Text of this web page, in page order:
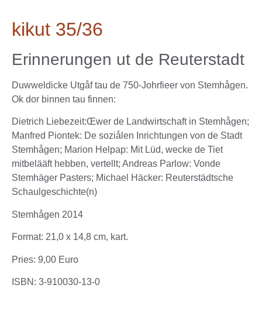
kikut 35/36
Erinnerungen ut de Reuterstadt
Duwweldicke Utgåf tau de 750-Johrfieer von Stemhågen.
Ok dor binnen tau finnen:
Dietrich Liebezeit:Œwer de Landwirtschaft in Stemhågen;
Manfred Piontek: De soziålen Inrichtungen von de Stadt
Stemhågen; Marion Helpap: Mit Lüd, wecke de Tiet
mitbelääft hebben, vertellt; Andreas Parlow: Vonde
Stemhäger Pasters; Michael Häcker: Reuterstädtsche
Schaulgeschichte(n)
Stemhågen 2014
Format: 21,0 x 14,8 cm, kart.
Pries: 9,00 Euro
ISBN: 3-910030-13-0